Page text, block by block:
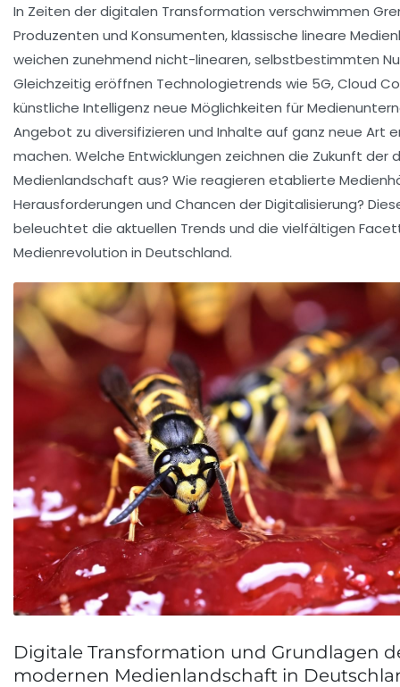
In Zeiten der digitalen Transformation verschwimmen
Produzenten und Konsumenten, klassische lineare
weichen zunehmend nicht-linearen, selbstbestimmten
Gleichzeitig eröffnen Technologietrends wie 5G, Cloud
künstliche Intelligenz neue Möglichkeiten für
Angebot zu diversifizieren und Inhalte auf ganz neue Art
machen. Welche Entwicklungen zeichnen die Zukunft der
Medienlandschaft aus? Wie reagieren etablierte
Herausforderungen und Chancen der Digitalisierung?
beleuchtet die aktuellen Trends und die vielfältigen
Medienrevolution in Deutschland.
Digitale Transformation und Grundlagen
modernen Medienlandschaft in